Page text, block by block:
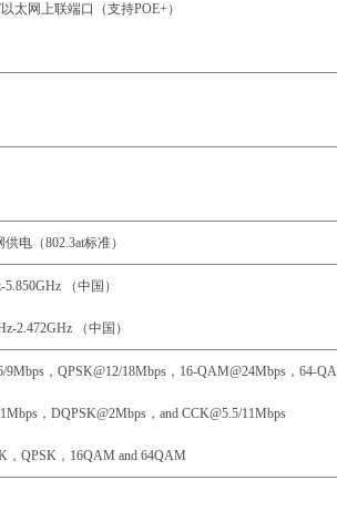
以太网上联端口（支持POE+ ）
供电（802.3at标准）
5.850GHz （中国）
2.472GHz （中国）
9Mbps ，QPSK@12/18Mbps ， 16-QAM@24Mbps ，64-
，DQPSK@2Mbps ，and CCK@5.5/11Mbps
， QPSK， 16QAM and 64QAM